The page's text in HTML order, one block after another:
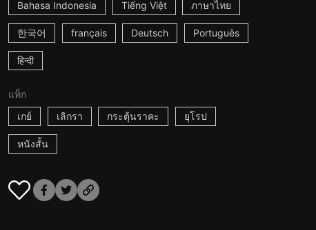
Bahasa Indonesia Tiếng Việt ภาษาไทย
한국어 français Deutsch Português
हिन्दी
แท็ก
เกย์
เลิกรา กระตุ้นราคะ ยุโรป
หนังสั้น